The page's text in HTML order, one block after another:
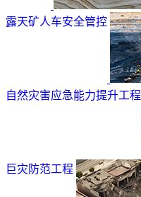
露天矿人车安全管控
自然灾害应急能力提升工程
巨灾防范工程